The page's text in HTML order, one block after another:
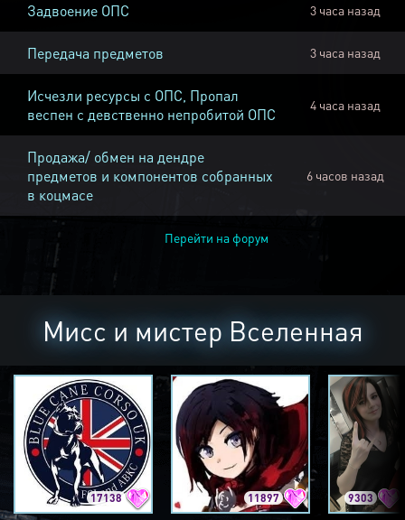
Задвоение ОПС 3 часа назад
Передача предметов 3 часа назад
Исчезли ресурсы с ОПС, Пропал
веспен с девственно непробитой ОПС
4 часа назад
Продажа/ обмен на дендре
предметов и компонентов собранных
в коцмасе
6 часов назад
Перейти на форум
Мисс и мистер Вселенная
17138 11897 9303